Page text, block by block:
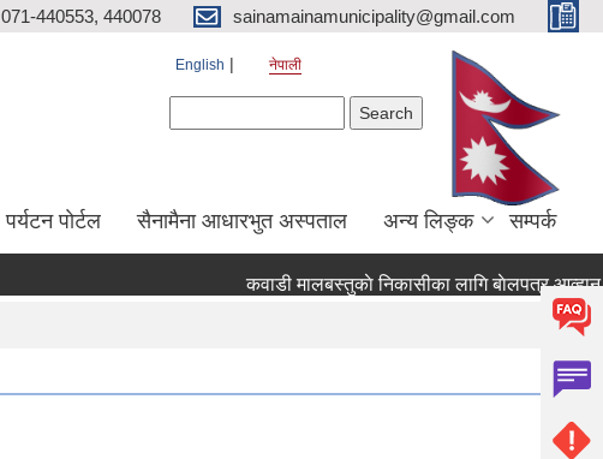
071-440553, 440078 sainamainamunicipality@gmail.com
English नेपाली
पर्यटन पाेर्टल सैनामैना आधारभुत अस्पताल अन्य लिङ्क सम्पर्क
कवाडी मालबस्तुकाे निकासीका लागि बाेलपत्र आव्हान